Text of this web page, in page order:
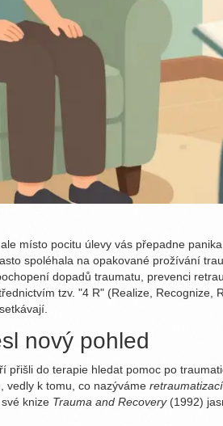
místo pocitu úlevy vás přepadne
spoléhala na opakované prožívání
dopadů traumatu, prevenci
tzv. "4 R" (Realize,
nový pohled
do terapie hledat pomoc po
vedly k tomu, co nazýváme retraumatizací
knize Trauma and Recovery(1992)